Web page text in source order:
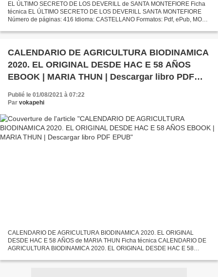
EL ÚLTIMO SECRETO DE LOS DEVERILL de SANTA MONTEFIORE Ficha
técnica EL ÚLTIMO SECRETO DE LOS DEVERILL SANTA MONTEFIORE
Número de páginas: 416 Idioma: CASTELLANO Formatos: Pdf, ePub, MOBI,
CALENDARIO DE AGRICULTURA BIODINAMICA
2020. EL ORIGINAL DESDE HAC E 58 AÑOS
EBOOK | MARIA THUN | Descargar libro PDF
EPUB
Publié le 01/08/2021 à 07:22
Par vokapehi
CALENDARIO DE AGRICULTURA BIODINAMICA 2020. EL ORIGINAL
DESDE HAC E 58 AÑOS de MARIA THUN Ficha técnica CALENDARIO DE
AGRICULTURA BIODINAMICA 2020. EL ORIGINAL DESDE HAC E 58
Formatos: Pdf, ePub,...